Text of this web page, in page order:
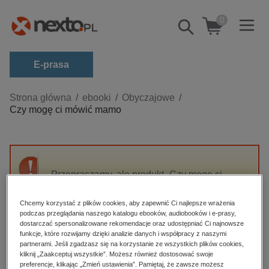
Pokaż/schowaj
wyszukiwarkę
0
E-prasa
Kategorie
Zobacz wszystkie E-prasa
budownictwo, aranżacja wnętrz
darmowe wydania
edukacja
hobby, sport, rozrywka
komputery, internet, technologie, informatyka
Strona główna ebooki
Obyczajowe
Czy mogę ci mówić mamo
Przepraszamy, ale produkt „Czy mogę ci
High-contrast mode
Polecane
Chcemy korzystać z plików cookies, aby zapewnić Ci najlepsze wrażenia
podczas przeglądania naszego katalogu ebooków, audiobooków i e-prasy,
dostarczać spersonalizowane rekomendacje oraz udostępniać Ci najnowsze
funkcje, które rozwijamy dzięki analizie danych i współpracy z naszymi
partnerami. Jeśli zgadzasz się na korzystanie ze wszystkich plików cookies,
kliknij „Zaakceptuj wszystkie”. Możesz również dostosować swoje
preferencje, klikając „Zmień ustawienia”. Pamiętaj, że zawsze możesz